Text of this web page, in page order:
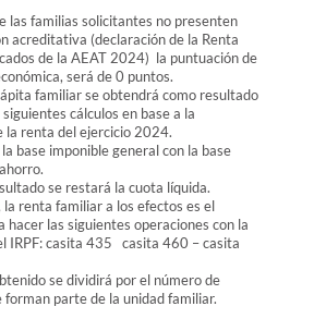
las familias solicitantes no presenten
acreditativa (declaración de la Renta
de la AEAT 2024) la puntuación de
será de 0 puntos.
familiar se obtendrá como resultado
cálculos en base a la
la renta del ejercicio 2024.
la base imponible general con la base
se restará la cuota líquida.
la renta familiar a los efectos es el
hacer las siguientes operaciones con la
IRPF: casita 435 casita 460 – casita
se dividirá por el número de
forman parte de la unidad familiar.